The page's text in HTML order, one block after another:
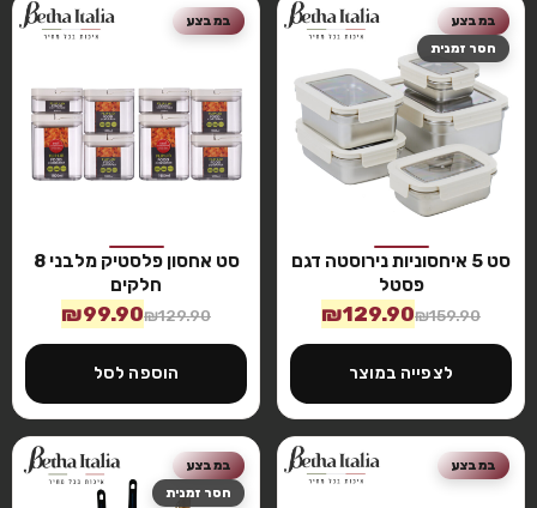
במבצע
חסר זמנית
סט 5 איחסוניות נירוסטה דגם
פסטל
₪159.90
₪129.90
לצפייה במוצר
במבצע
סט אחסון פלסטיק מלבני 8
חלקים
₪129.90
₪99.90
הוספה לסל
במבצע
במבצע
חסר זמנית